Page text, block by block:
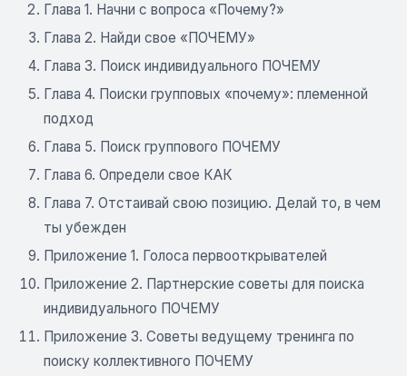
Глава 1. Начни с вопроса «Почему?»
Глава 2. Найди свое «ПОЧЕМУ»
Глава 3. Поиск индивидуального ПОЧЕМУ
Глава 4. Поиски групповых «почему»: племенной
подход
Глава 5. Поиск группового ПОЧЕМУ
Глава 6. Определи свое КАК
Глава 7. Отстаивай свою позицию. Делай то, в чем
ты убежден
Приложение 1. Голоса первооткрывателей
Приложение 2. Партнерские советы для поиска
индивидуального ПОЧЕМУ
Приложение 3. Советы ведущему тренинга по
поиску коллективного ПОЧЕМУ